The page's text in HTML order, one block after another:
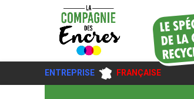
ENTREPRISE FRANÇAISE